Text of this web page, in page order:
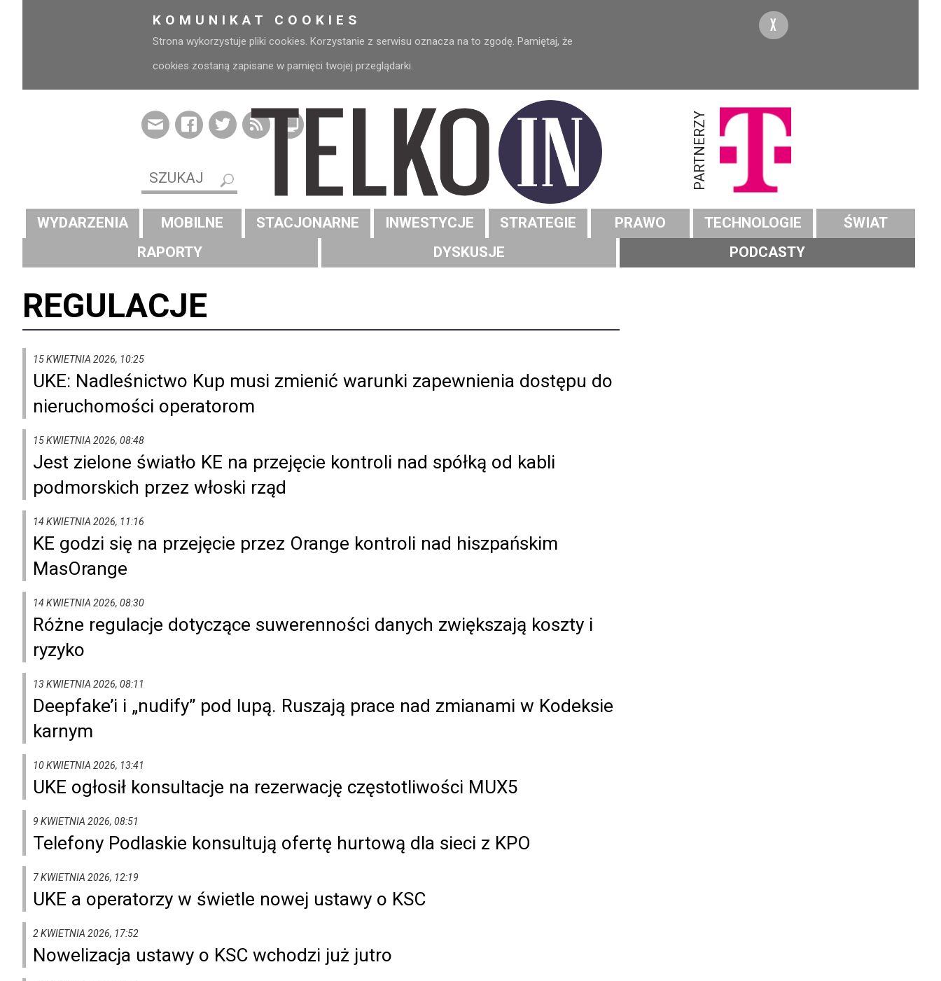
KOMUNIKAT COOKIES
Strona wykorzystuje pliki cookies. Korzystanie z serwisu oznacza na to zgodę. Pamiętaj, że
cookies zostaną zapisane w pamięci twojej przeglądarki.
X
PARTNERZY
WYDARZENIA MOBILNE STACJONARNE INWESTYCJE STRATEGIE PRAWO TECHNOLOGIE
ŚWIAT
RAPORTY
DYSKUSJE PODCASTY
REGULACJE
15 KWIETNIA 2026, 10:25
UKE: Nadleśnictwo Kup musi zmienić warunki zapewnienia dostępu do
nieruchomości operatorom
15 KWIETNIA 2026, 08:48
Jest zielone światło KE na przejęcie kontroli nad spółką od kabli
podmorskich przez włoski rząd
14 KWIETNIA 2026, 11:16
KE godzi się na przejęcie przez Orange kontroli nad hiszpańskim
MasOrange
14 KWIETNIA 2026, 08:30
Różne regulacje dotyczące suwerenności danych zwiększają koszty i
ryzyko
13 KWIETNIA 2026, 08:11
Deepfake’i i „nudify” pod lupą. Ruszają prace nad zmianami w Kodeksie
karnym
10 KWIETNIA 2026, 13:41
UKE ogłosił konsultacje na rezerwację częstotliwości MUX5
9 KWIETNIA 2026, 08:51
Telefony Podlaskie konsultują ofertę hurtową dla sieci z KPO
7 KWIETNIA 2026, 12:19
UKE a operatorzy w świetle nowej ustawy o KSC
2 KWIETNIA 2026, 17:52
Nowelizacja ustawy o KSC wchodzi już jutro